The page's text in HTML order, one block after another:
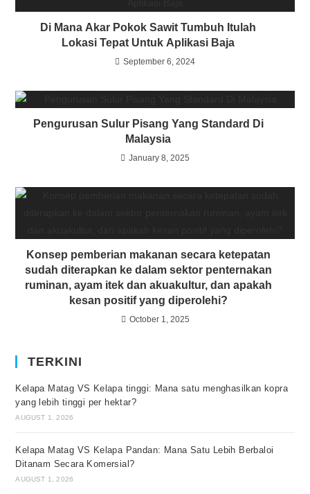
Di Mana Akar Pokok Sawit Tumbuh Itulah
Lokasi Tepat Untuk Aplikasi Baja
September 6, 2024
Pengurusan Sulur Pisang Yang Standard Di
Malaysia
January 8, 2025
Konsep pemberian makanan secara ketepatan
sudah diterapkan ke dalam sektor penternakan
ruminan, ayam itek dan akuakultur, dan apakah
kesan positif yang diperolehi?
October 1, 2025
TERKINI
Kelapa Matag VS Kelapa tinggi: Mana satu menghasilkan kopra
yang lebih tinggi per hektar?
AUGUST 1, 2026
Kelapa Matag VS Kelapa Pandan: Mana Satu Lebih Berbaloi
Ditanam Secara Komersial?
AUGUST 1, 2026